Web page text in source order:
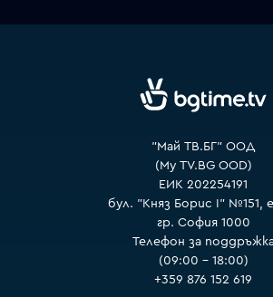
"Май ТВ.БГ" ООД
(My TV.BG OOD)
ЕИК 202254191
бул. "Княз Борис I" №151,
гр. София 1000
Телефон за
(09:00 – 18:00)
+359 876 152 619